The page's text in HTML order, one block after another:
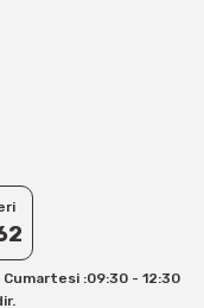
bizimle iletişime
Cumartesi :09:30 - 12:30